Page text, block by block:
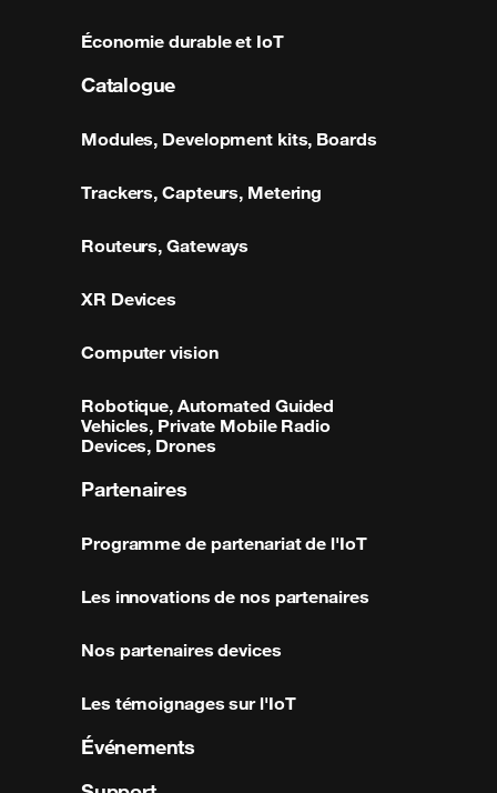
Économie durable et IoT
Catalogue
Modules, Development kits, Boards
Trackers, Capteurs, Metering
Routeurs, Gateways
XR Devices
Computer vision
Robotique, Automated Guided
Vehicles, Private Mobile Radio
Devices, Drones
Partenaires
Programme de partenariat de l'IoT
Les innovations de nos partenaires
Nos partenaires devices
Les témoignages sur l'IoT
Événements